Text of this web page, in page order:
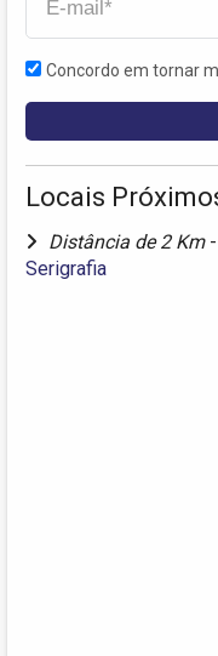
Concordo em tornar
Locais
Distância de 2 Km -
Serigrafia